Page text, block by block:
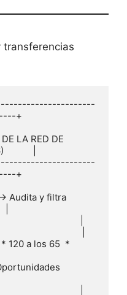
transferencias
+
LA RED DE
|
+
Audita y filtra
|
120 a los 65  *